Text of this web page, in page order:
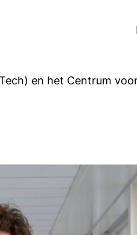
en het Centrum